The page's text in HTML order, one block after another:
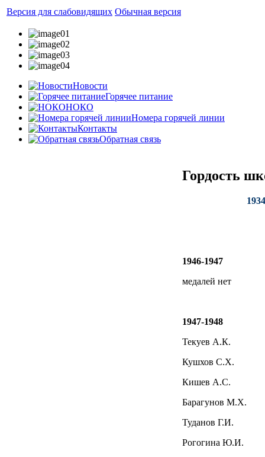
Версия для слабовидящих Обычная версия
Новости
Горячее питание
НОКО
Номера горячей линии
Контакты
Обратная связь
Гордость
1946-1947
медалей нет
1947-1948
Текуев А.К.
Кушхов С.Х.
Кишев А.С.
Барагунов М.Х.
Туданов Г.И.
Рогогина Ю.И.